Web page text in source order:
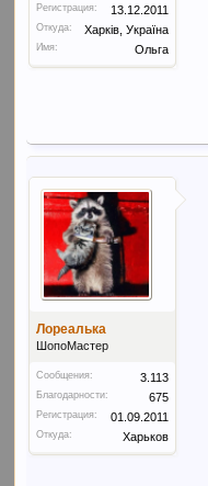
Регистрация: 13.12.2011
Откуда: Харків, Україна
Имя: Ольга
Лореалька
ШопоМастер
Сообщения: 3.113
Благодарности: 675
Регистрация: 01.09.2011
Откуда: Харьков